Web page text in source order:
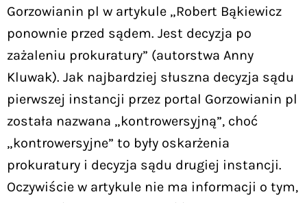
Gorzowianin pl w artykule „Robert Bąkiewicz
ponownie przed sądem. Jest decyzja po
zażaleniu prokuratury” (autorstwa Anny
Kluwak). Jak najbardziej słuszna decyzja sądu
pierwszej instancji przez portal Gorzowianin pl
została nazwana „kontrowersyjną”, choć
„kontrowersyjne” to były oskarżenia
prokuratury i decyzja sądu drugiej instancji.
Oczywiście w artykule nie ma informacji o tym,